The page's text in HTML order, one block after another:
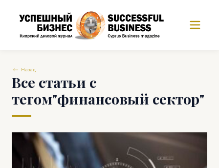
Назад
Все статьи с
тегом"финансовый сектор"